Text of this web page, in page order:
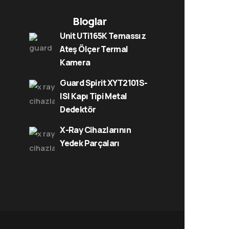
Bloglar
Unit UTi165K Temassız
Ateş Ölçer Termal
Kamera
Guard Spirit XYT2101S-
ISI Kapı Tipi Metal
Dedektör
X-Ray Cihazlarının
Yedek Parçaları